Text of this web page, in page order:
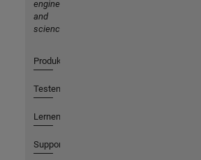
engineering
and
science
Produkte
Testen oder Kaufen
Lernen
Support